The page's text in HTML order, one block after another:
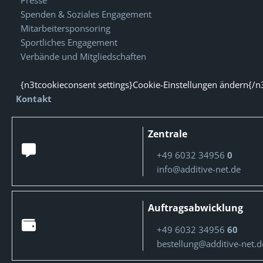
Spenden & Soziales Engagement
Mitarbeitersponsoring
Sportliches Engagement
Verbände und Mitgliedschaften
{n3tcookieconsent settings}Cookie-Einstellungen ändern{/
Kontakt
Zentrale
+49 6032 349560
info@additive-net.de
Auftragsabwicklung
+49 6032 3495660
bestellung@additive-